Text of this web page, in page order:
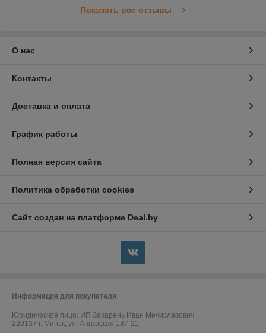
Показать все отзывы
О нас
Контакты
Доставка и оплата
График работы
Полная версия сайта
Политика обработки cookies
Сайт создан на платформе Deal.by
Информация для покупателя
Юридическое лицо: ИП Захарень Иван Мечиславович
220137 г. Минск, ул. Ангарская 187-21